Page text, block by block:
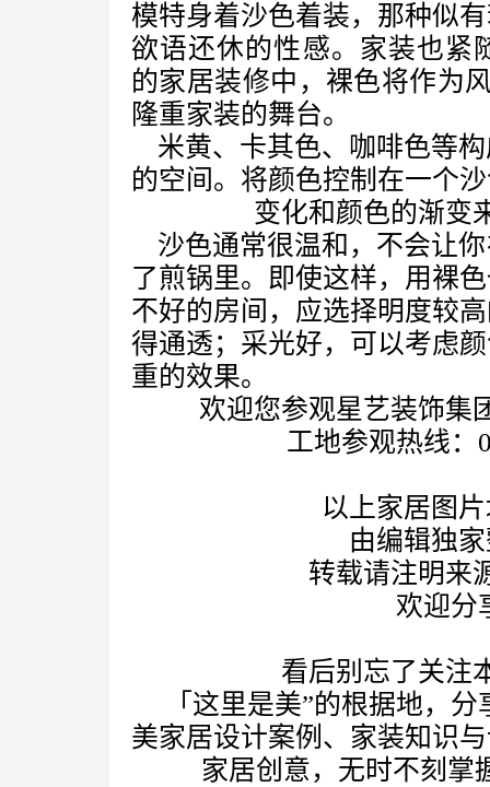
模特身着沙色着装，那种似
欲语还休的性感。家装也紧
的家居装修中，裸色将作为
隆重家装的舞台。
米黄、卡其色、咖啡色等
的空间。将颜色控制在一个
变化和颜色的渐变
沙色通常很温和，不会让
了煎锅里。即使这样，用裸
不好的房间，应选择明度较
得通透；采光好，可以考虑
重的效果。
欢迎您参观星艺装饰集
工地参观热线：
以上家居图
由编辑独
转载请注明来
欢迎分
看后别忘了关注
「这里是美”的根据地，
美家居设计案例、家装知识
家居创意，无时不刻